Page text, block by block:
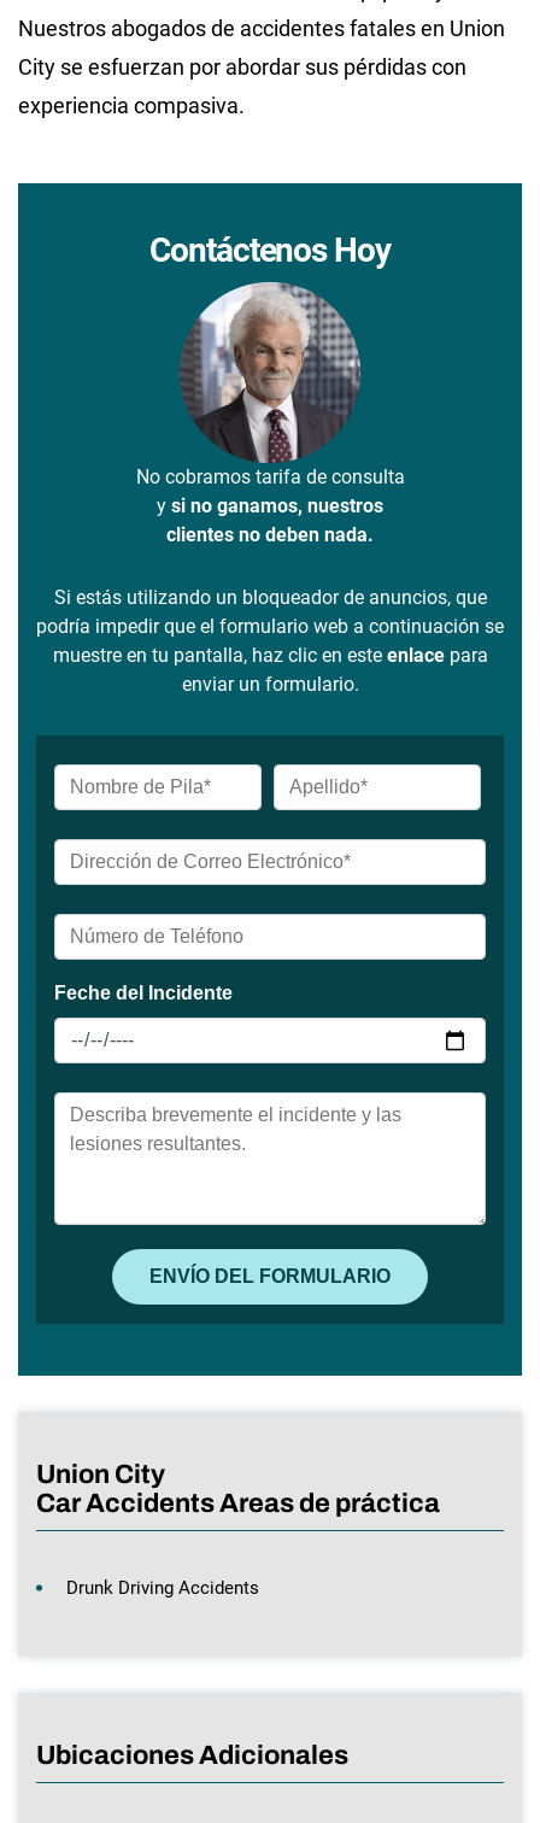
Nuestros abogados de accidentes fatales en Union
City se esfuerzan por abordar sus pérdidas con
experiencia compasiva.
Contáctenos Hoy
No cobramos tarifa de consulta
y si no ganamos, nuestros
clientes no deben nada.
Si estás utilizando un bloqueador de anuncios, que
podría impedir que el formulario web a continuación se
muestre en tu pantalla, haz clic en este enlacepara
enviar un formulario.
Union City
Car Accidents Areas de práctica
Drunk Driving Accidents
Ubicaciones Adicionales